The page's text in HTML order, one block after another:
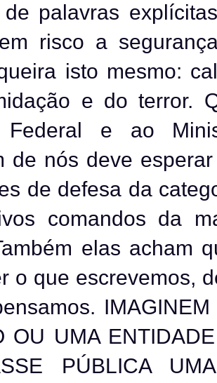
de palavras
risco a
isto mesmo:
e do terror.
Federal e ao
de nós deve
de defesa da
comandos da
elas acham
o que escrevemos,
OU UMA
PÚBLICA